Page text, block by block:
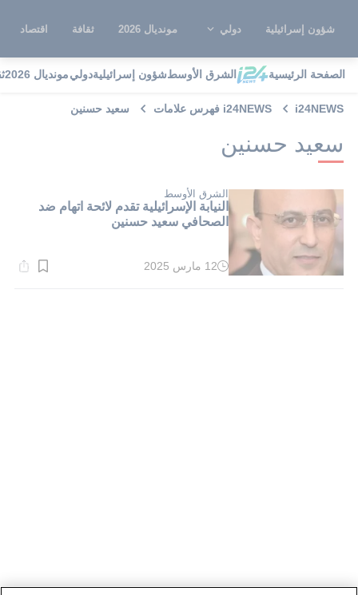
شؤون إسرائيلية دولي مونديال 2026 ثقافة اقتصاد
الصفحة الرئيسية الشرق الأوسطشؤون إسرائيليةدوليمونديال 2026
i24NEWS i24NEWS فهرس علامات سعيد حسنين
سعيد حسنين
الشرق الأوسط
النيابة الإسرائيلية تقدم لائحة اتهام ضد
الصحافي سعيد حسنين
وقت
12 مارس 2025